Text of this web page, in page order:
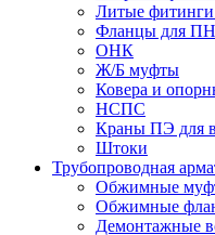
Литые
Фланцы для
ОНК
Ж/Б муфты
Ковера и
НСПС
Краны ПЭ для
Штоки
Трубопроводная
Обжимные
Обжимные
Демонтажные